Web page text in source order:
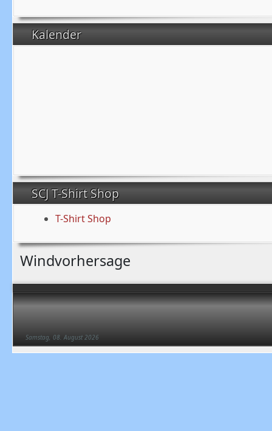
Samstag, 08. August 2026
Kalender
SCJ T-Shirt Shop
T-Shirt Shop
Windvorhersage